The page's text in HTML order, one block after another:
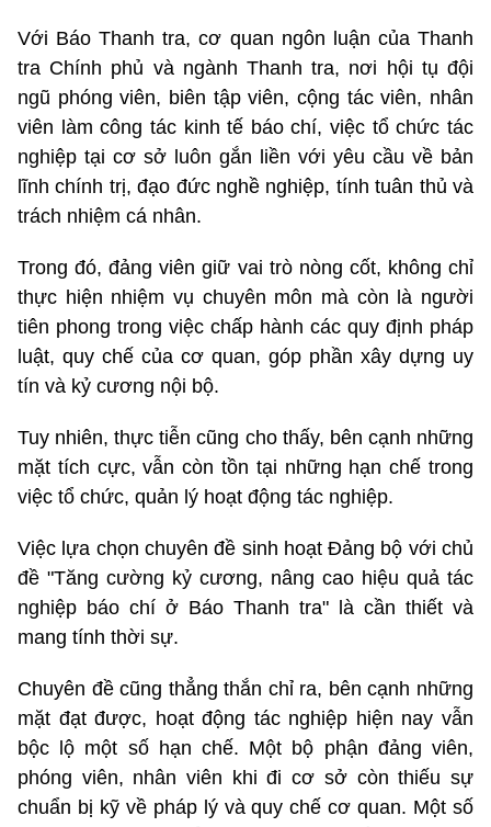
Với Báo Thanh tra, cơ quan ngôn luận của Thanh
tra Chính phủ và ngành Thanh tra, nơi hội tụ đội
ngũ phóng viên, biên tập viên, cộng tác viên, nhân
viên làm công tác kinh tế báo chí, việc tổ chức tác
nghiệp tại cơ sở luôn gắn liền với yêu cầu về bản
lĩnh chính trị, đạo đức nghề nghiệp, tính tuân thủ và
trách nhiệm cá nhân.
Trong đó, đảng viên giữ vai trò nòng cốt, không chỉ
thực hiện nhiệm vụ chuyên môn mà còn là người
tiên phong trong việc chấp hành các quy định pháp
luật, quy chế của cơ quan, góp phần xây dựng uy
tín và kỷ cương nội bộ.
Tuy nhiên, thực tiễn cũng cho thấy, bên cạnh những
mặt tích cực, vẫn còn tồn tại những hạn chế trong
việc tổ chức, quản lý hoạt động tác nghiệp.
Việc lựa chọn chuyên đề sinh hoạt Đảng bộ với chủ
đề "Tăng cường kỷ cương, nâng cao hiệu quả tác
nghiệp báo chí ở Báo Thanh tra" là cần thiết và
mang tính thời sự.
Chuyên đề cũng thẳng thắn chỉ ra, bên cạnh những
mặt đạt được, hoạt động tác nghiệp hiện nay vẫn
bộc lộ một số hạn chế. Một bộ phận đảng viên,
phóng viên, nhân viên khi đi cơ sở còn thiếu sự
chuẩn bị kỹ về pháp lý và quy chế cơ quan. Một số